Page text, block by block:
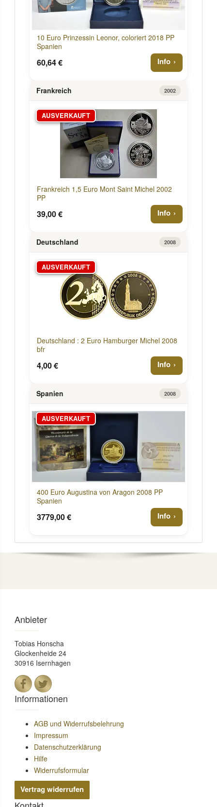
10 Euro Prinzessin Leonor, coloriert 2018 PP
Spanien
60,64 € Info
Frankreich 2002
AUSVERKAUFT
Frankreich 1,5 Euro Mont Saint Michel 2002
PP
39,00 € Info
Deutschland 2008
AUSVERKAUFT
Deutschland : 2 Euro Hamburger Michel 2008
bfr
4,00 € Info
Spanien 2008
AUSVERKAUFT
400 Euro Augustina von Aragon 2008 PP
Spanien
3779,00 € Info
Anbieter
Tobias Honscha
Glockenheide 24
30916 Isernhagen
Informationen
AGB und Widerrufsbelehrung
Impressum
Datenschutzerklärung
Hilfe
Widerrufsformular
Vertrag widerrufen